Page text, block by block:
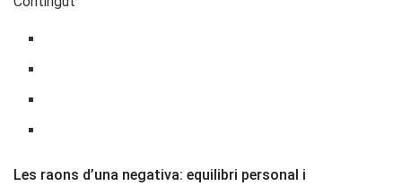
Les raons d’una negativa: equilibri personal i